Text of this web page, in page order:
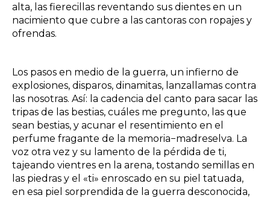
alta, las fierecillas reventando sus dientes en un
nacimiento que cubre a las cantoras con ropajes y
ofrendas.
Los pasos en medio de la guerra, un infierno de
explosiones, disparos, dinamitas, lanzallamas contra
las nosotras. Así: la cadencia del canto para sacar las
tripas de las bestias, cuáles me pregunto, las que
sean bestias, y acunar el resentimiento en el
perfume fragante de la memoria−madreselva. La
voz otra vez y su lamento de la pérdida de ti,
tajeando vientres en la arena, tostando semillas en
las piedras y el «ti» enroscado en su piel tatuada,
en esa piel sorprendida de la guerra desconocida,